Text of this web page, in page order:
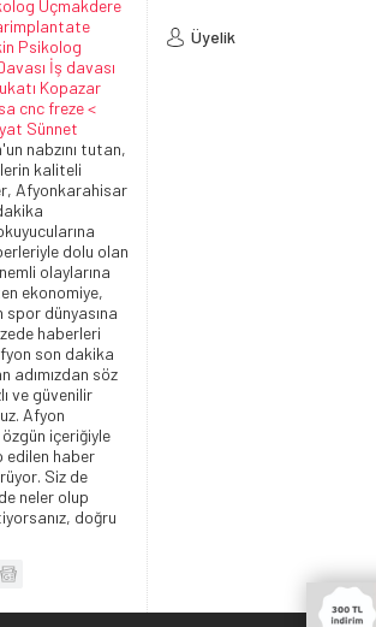
Uçmakdere
Psikolog
İş davası
Kopazar
cnc freze <
Sünnet
nabzını tutan,
kaliteli
Afyonkarahisar
dolu olan
olaylarına
ekonomiye,
dünyasına
haberleri
son dakika
adımızdan söz
ve güvenilir
Afyon
içeriğiyle
edilen haber
Siz de
neler olup
doğru
Üyelik